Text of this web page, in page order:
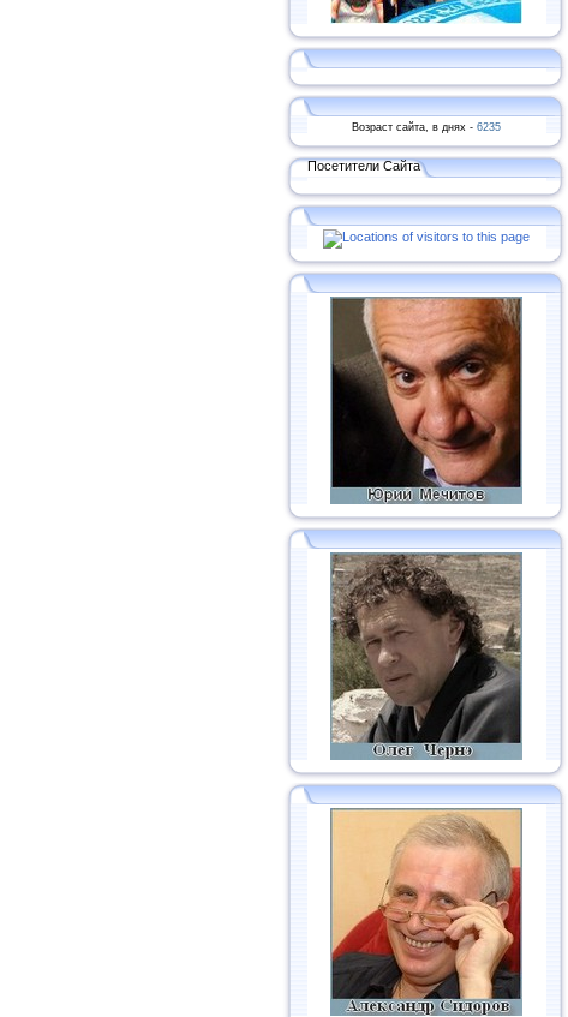
Возраст сайта, в днях - 6235
Посетители Сайта